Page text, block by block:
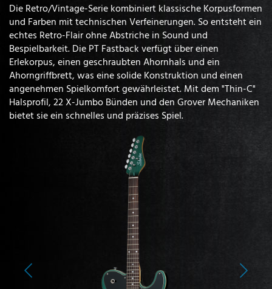
Die Retro/Vintage-Serie kombiniert klassische Korpusformen
und Farben mit technischen Verfeinerungen. So entsteht ein
echtes Retro-Flair ohne Abstriche in Sound und
Bespielbarkeit. Die PT Fastback verfügt über einen
Erlekorpus, einen geschraubten Ahornhals und ein
Ahorngriffbrett, was eine solide Konstruktion und einen
angenehmen Spielkomfort gewährleistet. Mit dem "Thin-C"
Halsprofil, 22 X-Jumbo Bünden und den Grover Mechaniken
bietet sie ein schnelles und präzises Spiel.
Previous Next